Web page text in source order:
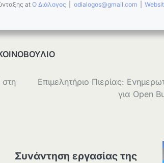
at Ο Διάλογος odialogos@gmail.com
στη
Επιμελητήριο Πιερίας:
για Open
Συνάντηση εργασίας της